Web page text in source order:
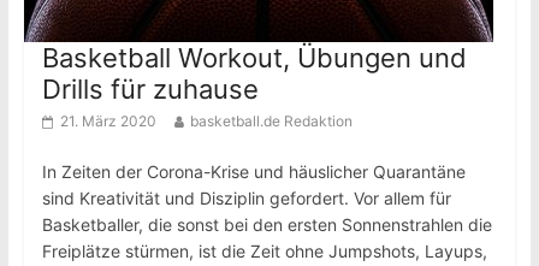
Basketball Workout, Übungen und
Drills für zuhause
21. März 2020 basketball.de Redaktion
In Zeiten der Corona-Krise und häuslicher Quarantäne
sind Kreativität und Disziplin gefordert. Vor allem für
Basketballer, die sonst bei den ersten Sonnenstrahlen die
Freiplätze stürmen, ist die Zeit ohne Jumpshots, Layups,